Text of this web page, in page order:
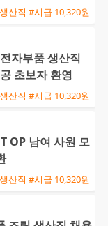
산직 #시급 10,320원
자부품 생산직
초보자 환영
산직 #시급 10,320원
OP 남여 사원 모
산직 #시급 10,320원